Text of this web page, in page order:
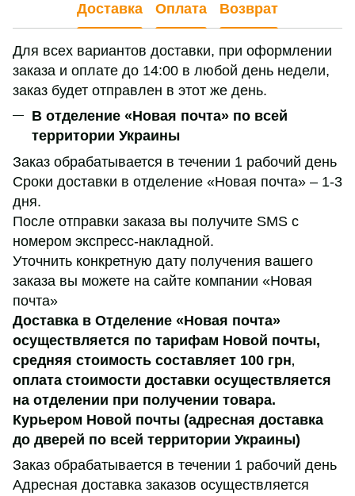
Доставка Оплата Возврат
Для всех вариантов доставки, при оформлении
заказа и оплате до 14:00 в любой день недели,
заказ будет отправлен в этот же день.
В отделение «Новая почта» по всей
территории Украины
Заказ обрабатывается в течении 1 рабочий день
Сроки доставки в отделение «Новая почта» – 1-3
дня.
После отправки заказа вы получите SMS с
номером экспресс-накладной.
Уточнить конкретную дату получения вашего
заказа вы можете на сайте компании «Новая
почта»
Доставка в Отделение «Новая почта»
осуществляется по тарифам Новой почты,
средняя стоимость составляет 100 грн,
оплата стоимости доставки осуществляется
на отделении при получении товара.
Курьером Новой почты (адресная доставка
до дверей по всей территории Украины)
Заказ обрабатывается в течении 1 рабочий день
Адресная доставка заказов осуществляется